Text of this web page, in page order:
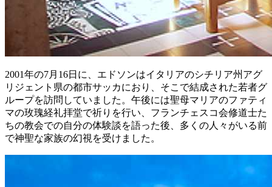
2001年の7月16日に、エドソンはイタリアのシチリア州アグ
リジェント県の都市サッカにおり、そこで結成された若者グ
ループを訪問していました。午後には聖母マリアのファティ
マの玫瑰経礼拝堂で祈りを行い、フランチェスコ会修道士た
ちの教会での自分の体験談を語った後、多くの人々がいる前
で神聖な家族の幻視を受けました。